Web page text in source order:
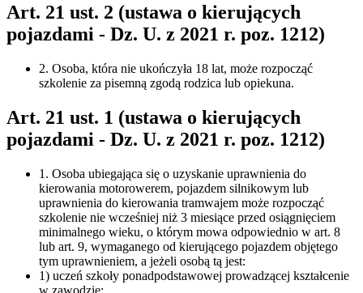
Art. 21 ust. 2 (ustawa o kierujących
pojazdami - Dz. U. z 2021 r. poz. 1212)
2. Osoba, która nie ukończyła 18 lat, może rozpocząć
szkolenie za pisemną zgodą rodzica lub opiekuna.
Art. 21 ust. 1 (ustawa o kierujących
pojazdami - Dz. U. z 2021 r. poz. 1212)
1. Osoba ubiegająca się o uzyskanie uprawnienia do
kierowania motorowerem, pojazdem silnikowym lub
uprawnienia do kierowania tramwajem może rozpocząć
szkolenie nie wcześniej niż 3 miesiące przed osiągnięciem
minimalnego wieku, o którym mowa odpowiednio w art. 8
lub art. 9, wymaganego od kierującego pojazdem objętego
tym uprawnieniem, a jeżeli osobą tą jest:
1) uczeń szkoły ponadpodstawowej prowadzącej kształcenie
w zawodzie: